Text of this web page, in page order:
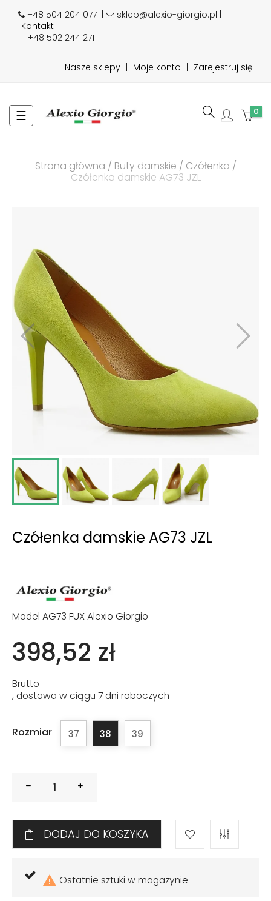
+48 504 204 077
sklep@alexio-giorgio.pl |
Kontakt
+48 502 244 271
Nasze sklepy Moje konto Zarejestruj się
Toggle
navigation
☰ 0
Strona główna Buty damskie
Czółenka
Czółenka damskie AG73 JZL
Czółenka damskie AG73 JZL
Model AG73 FUX Alexio Giorgio
398,52 zł
Brutto
, dostawa w ciągu 7 dni roboczych
Rozmiar 37 38 39
DODAJ DO KOSZYKA
 Ostatnie sztuki w magazynie